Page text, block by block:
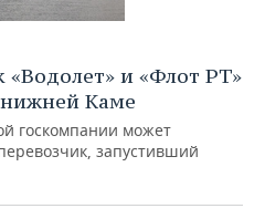
и «Флот РТ»
Каме
госкомпании может
запустивший